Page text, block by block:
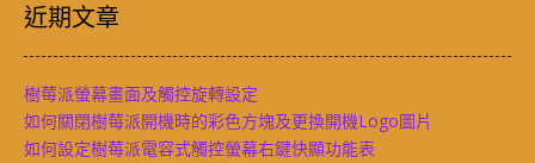
近期文章
樹莓派螢幕畫面及觸控旋轉設定
如何關閉樹莓派開機時的彩色方塊及更換開機Logo圖片
如何設定樹莓派電容式觸控螢幕右鍵快顯功能表